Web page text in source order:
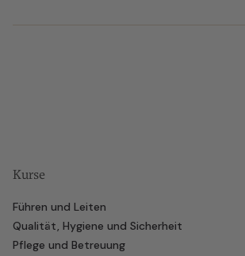
Kurse
Führen und Leiten
Qualität, Hygiene und Sicherheit
Pflege und Betreuung